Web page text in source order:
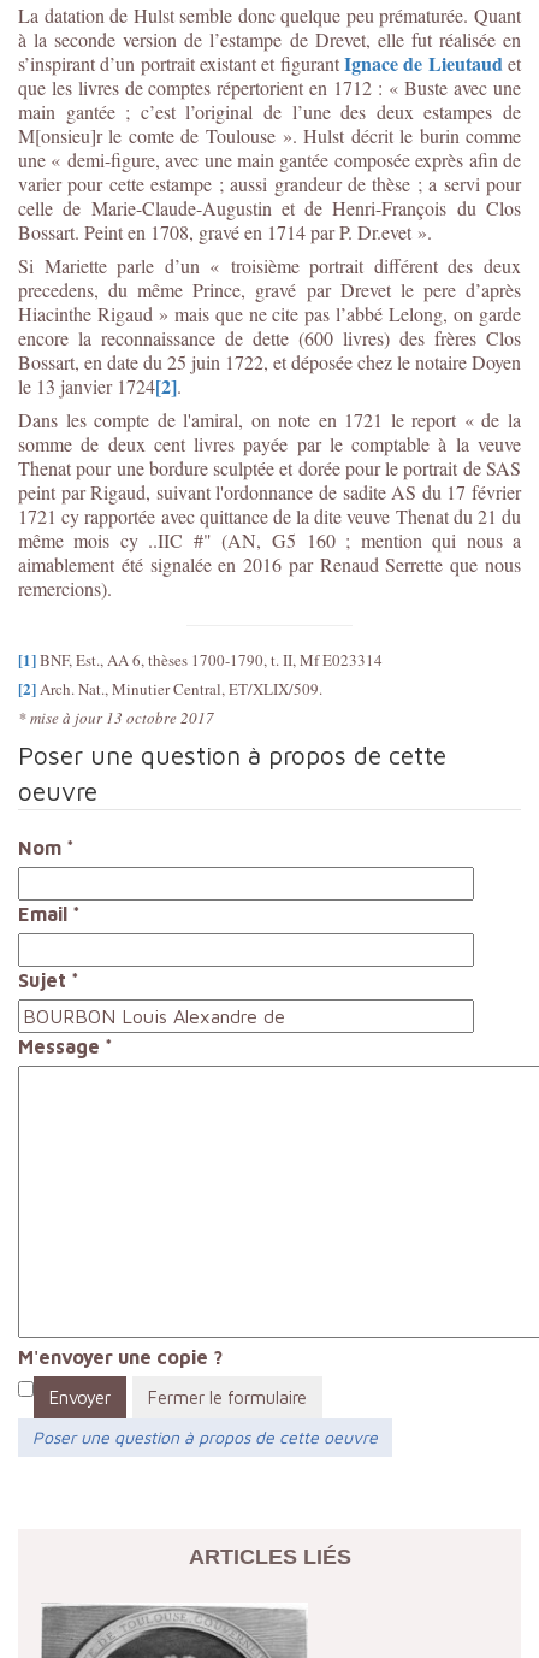
La datation de Hulst semble donc quelque peu prématurée. Quant
à la seconde version de l’estampe de Drevet, elle fut réalisée en
s’inspirant d’un portrait existant et figurantIgnace de Lieutaud et
que les livres de comptes répertorient en 1712 : « Buste avec une
main gantée ; c’est l’original de l’une des deux estampes de
M[onsieu]r le comte de Toulouse ». Hulst décrit le burin comme
une « demi-figure, avec une main gantée composée exprès afin de
varier pour cette estampe ; aussi grandeur de thèse ; a servi pour
celle de Marie-Claude-Augustin et de Henri-François du Clos
Bossart. Peint en 1708, gravé en 1714 par P. Dr.evet ».
Si Mariette parle d’un « troisième portrait différent des deux
precedens, du même Prince, gravé par Drevet le pere d’après
Hiacinthe Rigaud » mais que ne cite pas l’abbé Lelong, on garde
encore la reconnaissance de dette (600 livres) des frères Clos
Bossart, en date du 25 juin 1722, et déposée chez le notaire Doyen
le 13 janvier 1724[2].
Dans les compte de l'amiral, on note en 1721 le report « de la
somme de deux cent livres payée par le comptable à la veuve
Thenat pour une bordure sculptée et dorée pour le portrait de SAS
peint par Rigaud, suivant l'ordonnance de sadite AS du 17 février
1721 cy rapportée avec quittance de la dite veuve Thenat du 21 du
même mois cy ..IIC #" (AN, G5 160 ; mention qui nous a
aimablement été signalée en 2016 par Renaud Serrette que nous
remercions).
[1]BNF, Est., AA 6, thèses 1700-1790, t. II, Mf E023314
[2]Arch. Nat., Minutier Central, ET/XLIX/509.
* mise à jour 13 octobre 2017
Poser une question à propos de cette
oeuvre
Nom *
Email *
Sujet *
Message *
M'envoyer une copie ?
Envoyer
Fermer le formulaire
Poser une question à propos de cette oeuvre
ARTICLES LIÉS